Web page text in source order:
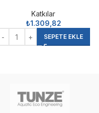
Katkılar
₺1.309,82
SEPETE EKLE